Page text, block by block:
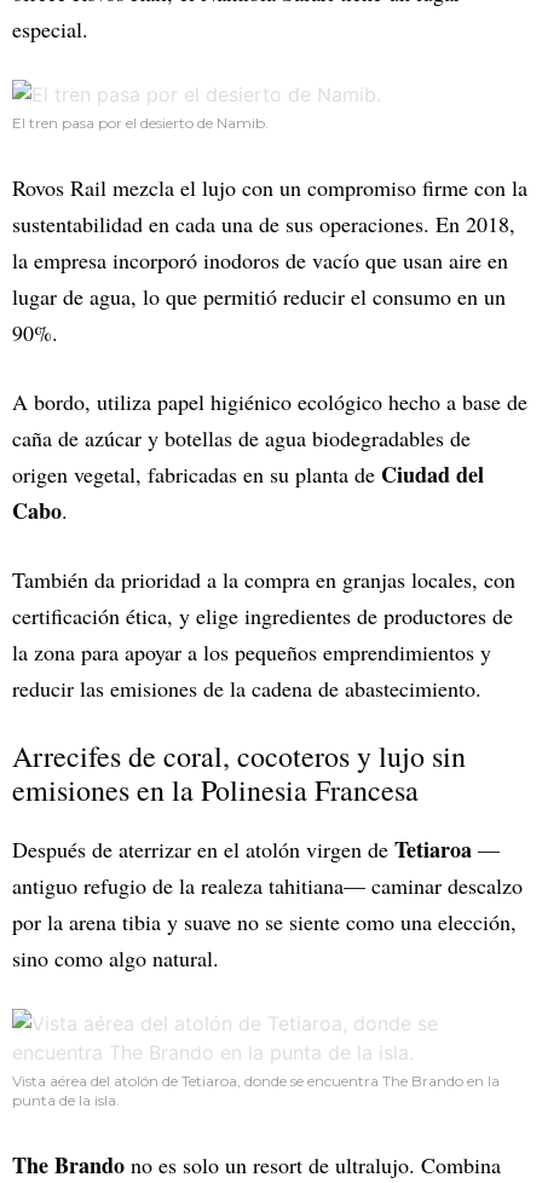
especial.
El tren pasa por el desierto de Namib.
Rovos Rail mezcla el lujo con un compromiso firme con la
sustentabilidad en cada una de sus operaciones. En 2018,
la empresa incorporó inodoros de vacío que usan aire en
lugar de agua, lo que permitió reducir el consumo en un
90%.
A bordo, utiliza papel higiénico ecológico hecho a base de
caña de azúcar y botellas de agua biodegradables de
origen vegetal, fabricadas en su planta de Ciudad del
Cabo.
También da prioridad a la compra en granjas locales, con
certificación ética, y elige ingredientes de productores de
la zona para apoyar a los pequeños emprendimientos y
reducir las emisiones de la cadena de abastecimiento.
Arrecifes de coral, cocoteros y lujo sin
emisiones en la Polinesia Francesa
Después de aterrizar en el atolón virgen de Tetiaroa —
antiguo refugio de la realeza tahitiana— caminar descalzo
por la arena tibia y suave no se siente como una elección,
sino como algo natural.
Vista aérea del atolón de Tetiaroa, donde se encuentra The Brando en la
punta de la isla.
The Brando no es solo un resort de ultralujo. Combina